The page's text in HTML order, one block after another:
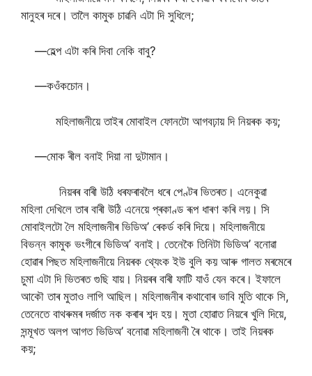
মানুহৰ দৰে। তালৈ কামুক চাৱনি এটা দি সুধিলে;
—হেল্প এটা কৰি দিবা নেকি বাবু?
—কওঁকচোন।
মহিলাজনীয়ে তাইৰ মোবাইল ফোনটো আগবঢ়ায় দি নিয়ৰক কয়;
—মোক ৰীল বনাই দিয়া না দুটামান।
নিয়ৰৰ বাৰী উঠি ধৰফৰাবলৈ ধৰে পেণ্টৰ ভিতৰত। এনেকুৱা
মহিলা দেখিলে তাৰ বাৰী উঠি এনেয়ে প্ৰকাণ্ড ৰূপ ধাৰণ কৰি লয়। সি
মোবাইলটো লৈ মহিলাজনীৰ ভিডিঅ’ ৰেকৰ্ড কৰি দিয়ে। মহিলাজনীয়ে
বিভন্ন কামুক ভংগীৰে ভিডিঅ’ বনাই। তেনেকৈ তিনিটা ভিডিঅ’ বনোৱা
হোৱাৰ পিছত মহিলাজনীয়ে নিয়ৰক থ্যেংক ইউ বুলি কয় আৰু গালত মৰমেৰে
চুমা এটা দি ভিতৰত গুছি যায়। নিয়ৰৰ বাৰী ফাটি যাওঁ যেন কৰে। ইফালে
আকৌ তাৰ মুতাও লাগি আছিল। মহিলাজনীৰ কথাবোৰ ভাবি মুতি থাকে সি,
তেনেতে বাথৰুমৰ দৰ্জাত নক কৰাৰ শব্দ হয়। মুতা হোৱাত নিয়ৰে খুলি দিয়ে,
সন্মূখত অলপ আগত ভিডিঅ’ বনোৱা মহিলাজনী ৰৈ থাকে। তাই নিয়ৰক
কয়;